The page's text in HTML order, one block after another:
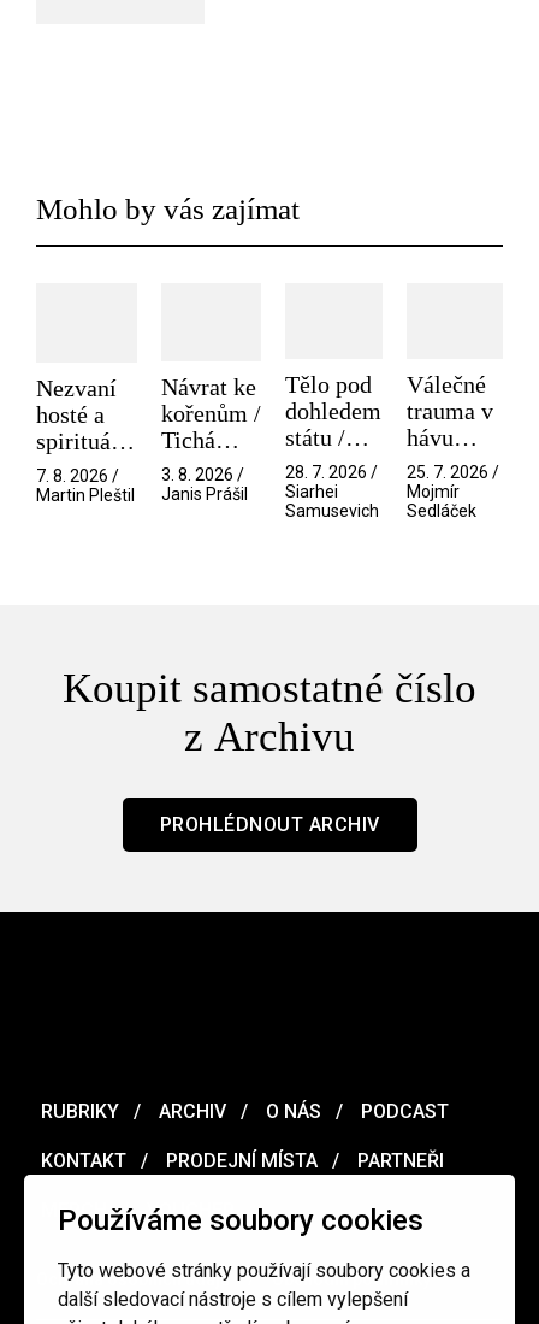
Používáme soubory cookies
Tyto webové stránky používají soubory cookies a
další sledovací nástroje s cílem vylepšení
Mohlo by vás zajímat
Nezvaní
hosté a
spirituální
narušitelé
z vesmíru
7. 8. 2026 /
Martin Pleštil
Návrat ke
kořenům /
Tichá
přítelkyně
3. 8. 2026 /
Janis Prášil
Tělo pod
dohledem
státu /
Pramen
28. 7. 2026 /
Siarhei
Samusevich
Válečné
trauma v
hávu
spektáklu
/ Odyssea
25. 7. 2026 /
Mojmír
Sedláček
Koupit samostatné číslo
z Archivu
PROHLÉDNOUT ARCHIV
RUBRIKY ARCHIV O NÁS PODCAST
KONTAKT PRODEJNÍ MÍSTA PARTNEŘI
MERCH VOUCHER
Ochrana osobních údajů / Obchodní podmínky